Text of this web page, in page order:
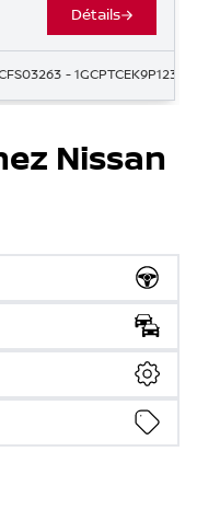
Détails
-
Nissan